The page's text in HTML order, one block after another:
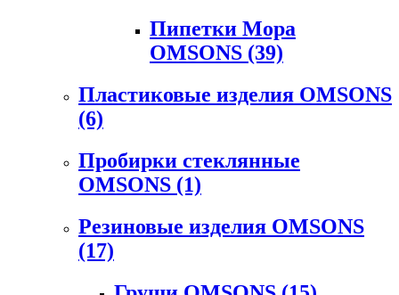
Пипетки Мора
OMSONS (39)
Пластиковые изделия OMSONS
(6)
Пробирки стеклянные
OMSONS (1)
Резиновые изделия OMSONS
(17)